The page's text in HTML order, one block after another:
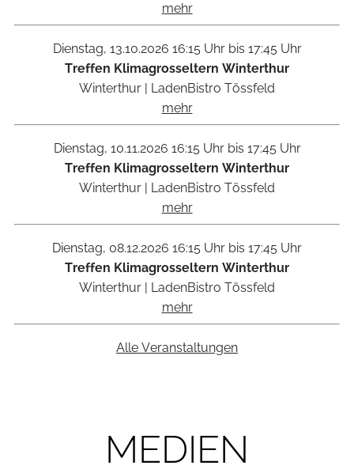
mehr
Dienstag, 13.10.2026 16:15 Uhr bis 17:45 Uhr
Treffen Klimagrosseltern Winterthur
Winterthur
LadenBistro Tössfeld
mehr
Dienstag, 10.11.2026 16:15 Uhr bis 17:45 Uhr
Treffen Klimagrosseltern Winterthur
Winterthur
LadenBistro Tössfeld
mehr
Dienstag, 08.12.2026 16:15 Uhr bis 17:45 Uhr
Treffen Klimagrosseltern Winterthur
Winterthur
LadenBistro Tössfeld
mehr
Alle Veranstaltungen
MEDIEN